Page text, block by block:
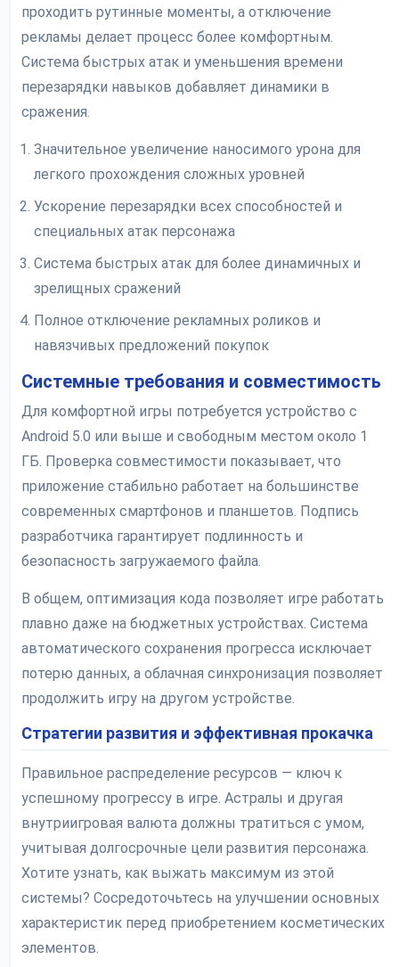
проходить рутинные моменты, а отключение
рекламы делает процесс более комфортным.
Система быстрых атак и уменьшения времени
перезарядки навыков добавляет динамики в
сражения.
Значительное увеличение наносимого урона для
легкого прохождения сложных уровней
Ускорение перезарядки всех способностей и
специальных атак персонажа
Система быстрых атак для более динамичных и
зрелищных сражений
Полное отключение рекламных роликов и
навязчивых предложений покупок
Системные требования и совместимость
Для комфортной игры потребуется устройство с
Android 5.0 или выше и свободным местом около 1
ГБ. Проверка совместимости показывает, что
приложение стабильно работает на большинстве
современных смартфонов и планшетов. Подпись
разработчика гарантирует подлинность и
безопасность загружаемого файла.
В общем, оптимизация кода позволяет игре работать
плавно даже на бюджетных устройствах. Система
автоматического сохранения прогресса исключает
потерю данных, а облачная синхронизация позволяет
продолжить игру на другом устройстве.
Стратегии развития и эффективная прокачка
Правильное распределение ресурсов — ключ к
успешному прогрессу в игре. Астралы и другая
внутриигровая валюта должны тратиться с умом,
учитывая долгосрочные цели развития персонажа.
Хотите узнать, как выжать максимум из этой
системы? Сосредоточьтесь на улучшении основных
характеристик перед приобретением косметических
элементов.